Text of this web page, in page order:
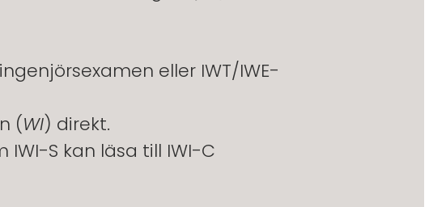
eller IWT/IWE-
(WI) direkt.
S kan läsa till IWI-C